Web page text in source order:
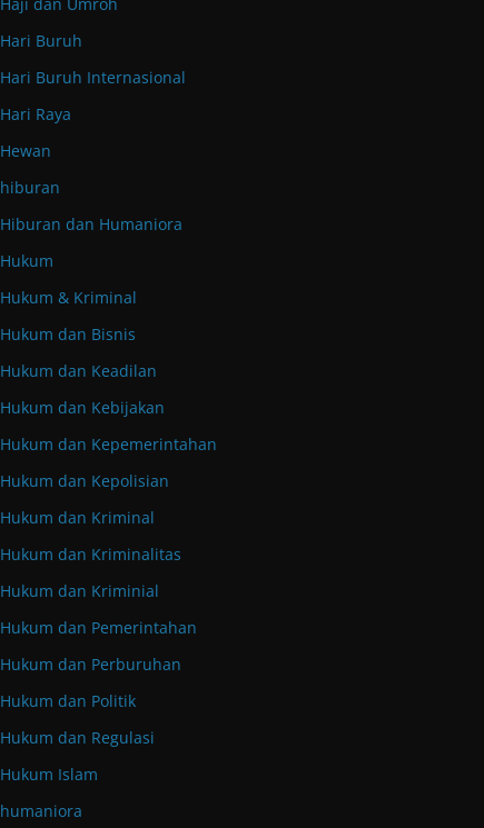
Hari Buruh
Hari Buruh Internasional
Hari Raya
Hewan
hiburan
Hiburan dan Humaniora
Hukum
Hukum & Kriminal
Hukum dan Bisnis
Hukum dan Keadilan
Hukum dan Kebijakan
Hukum dan Kepemerintahan
Hukum dan Kepolisian
Hukum dan Kriminal
Hukum dan Kriminalitas
Hukum dan Kriminial
Hukum dan Pemerintahan
Hukum dan Perburuhan
Hukum dan Politik
Hukum dan Regulasi
Hukum Islam
humaniora